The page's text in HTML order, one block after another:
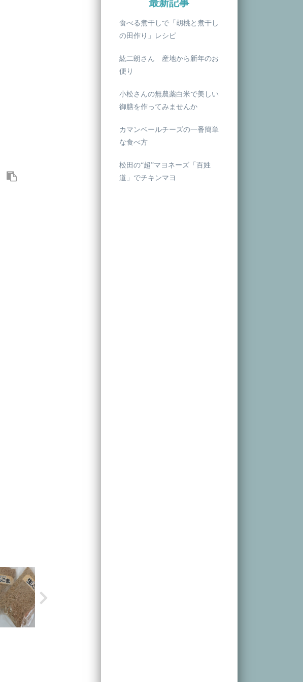
最新記事
食べる煮干しで「胡桃と煮干し
の田作り」レシピ
紘二朗さん 産地から新年のお
便り
小松さんの無農薬白米で美しい
御膳を作ってみませんか
カマンベールチーズの一番簡単
な食べ方
松田の“超”マヨネーズ「百姓
道」でチキンマヨ